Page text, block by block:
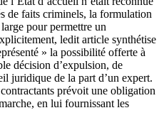
de faits criminels, la formulation
pour permettre un
ledit article synthétise
» la possibilité offerte à
décision d’expulsion, de
juridique de la part d’un expert.
prévoit une obligation
en lui fournissant les